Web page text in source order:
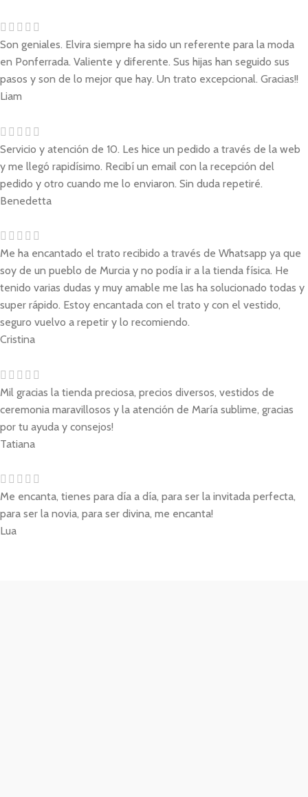
Son geniales. Elvira siempre ha sido un referente para la moda
en Ponferrada. Valiente y diferente. Sus hijas han seguido sus
pasos y son de lo mejor que hay. Un trato excepcional. Gracias!!
Liam
Servicio y atención de 10. Les hice un pedido a través de la web
y me llegó rapidísimo. Recibí un email con la recepción del
pedido y otro cuando me lo enviaron. Sin duda repetiré.
Benedetta
Me ha encantado el trato recibido a través de Whatsapp ya que
soy de un pueblo de Murcia y no podía ir a la tienda física. He
tenido varias dudas y muy amable me las ha solucionado todas y
super rápido. Estoy encantada con el trato y con el vestido,
seguro vuelvo a repetir y lo recomiendo.
Cristina
Mil gracias la tienda preciosa, precios diversos, vestidos de
ceremonia maravillosos y la atención de María sublime, gracias
por tu ayuda y consejos!
Tatiana
Me encanta, tienes para día a día, para ser la invitada perfecta,
para ser la novia, para ser divina, me encanta!
Lua